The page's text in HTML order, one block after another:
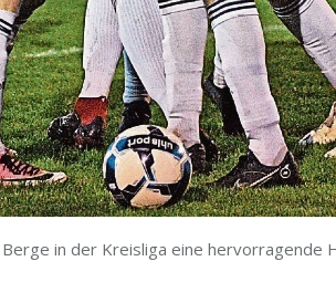
in der Kreisliga eine